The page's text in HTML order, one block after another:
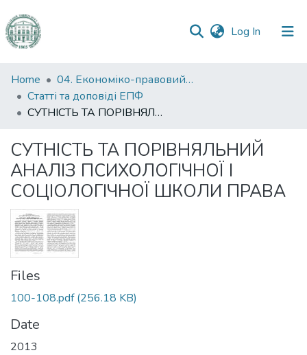
Log In (current)
Communities
&
Collections
Statistics
Home
04. Економіко-правовий факультет
Статті та доповіді ЕПФ
СУТНІСТЬ ТА ПОРІВНЯЛЬНИЙ АНАЛІЗ ПСИХОЛОГІЧНОЇ І СОЦІОЛОГІЧНОЇ ШКОЛИ ПРАВА
СУТНІСТЬ ТА ПОРІВНЯЛЬНИЙ
АНАЛІЗ ПСИХОЛОГІЧНОЇ І
СОЦІОЛОГІЧНОЇ ШКОЛИ ПРАВА
Files
100-108.pdf(256.18 KB)
Date
2013